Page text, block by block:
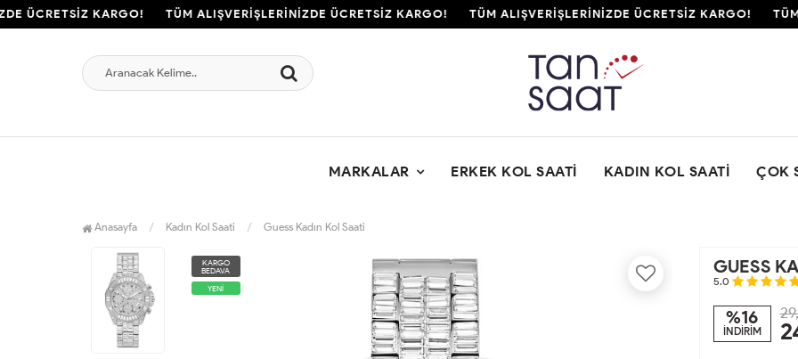
ÜCRETSİZ KARGO! TÜM ALIŞVERİŞLERİNİZDE ÜCRETSİZ KARGO! TÜM ALIŞVERİŞLERİNİZDE ÜCRETSİZ KARGO! TÜM
MARKALAR ERKEK KOL SAATI KADIN KOL SAATI ÇOK
Anasayfa Kadın Kol Saati Guess Kadın Kol Saati
KARGO
BEDAVA
YENİ
GUESS
5.0
%16
İNDİRİM